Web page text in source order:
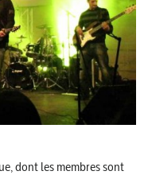
dont les membres sont